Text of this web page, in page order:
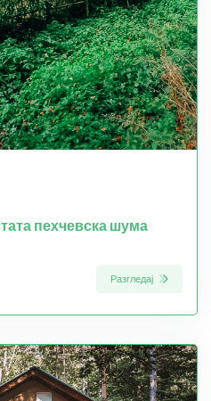
пехчевска шума
Разгледај